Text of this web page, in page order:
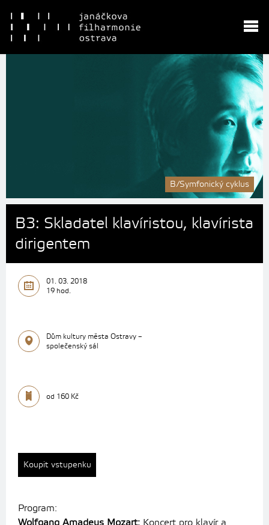
B/Symfonický cyklus
B3: Skladatel klavíristou, klavírista
dirigentem
01. 03. 2018
19 hod.
Dům kultury města Ostravy –
společenský sál
od 160 Kč
Koupit vstupenku
Program:
Wolfgang Amadeus Mozart: Koncert pro klavír a